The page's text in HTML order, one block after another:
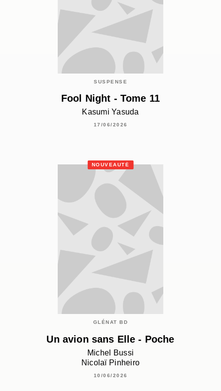
SUSPENSE
Fool Night - Tome 11
Kasumi Yasuda
17/06/2026
NOUVEAUTÉ
GLÉNAT BD
Un avion sans Elle - Poche
Michel Bussi
Nicolaï Pinheiro
10/06/2026